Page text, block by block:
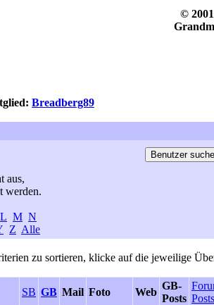
©
Breadberg89
aus,
werden.
L M N
Z Alle
zu sortieren, klicke auf die jeweilige
SB GB Mail Foto Web
GB-
Posts Posts